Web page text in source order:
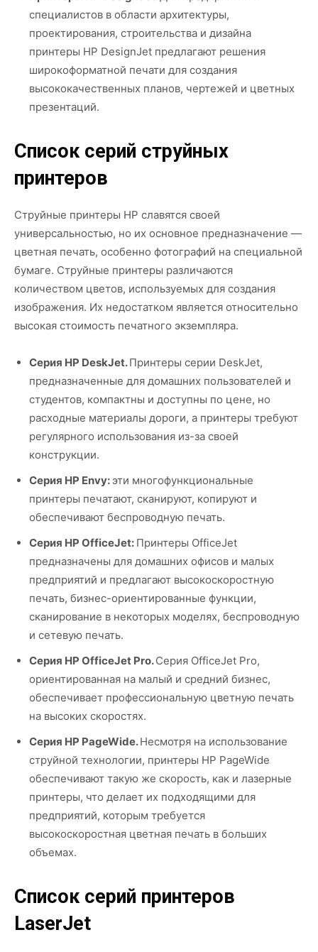
специалистов в области архитектуры,
проектирования, строительства и дизайна
принтеры HP DesignJet предлагают решения
широкоформатной печати для создания
высококачественных планов, чертежей и цветных
презентаций.
Список серий струйных
принтеров
Струйные принтеры HP славятся своей
универсальностью, но их основное предназначение —
цветная печать, особенно фотографий на специальной
бумаге. Струйные принтеры различаются
количеством цветов, используемых для создания
изображения. Их недостатком является относительно
высокая стоимость печатного экземпляра.
Серия HP DeskJet.Принтеры серии DeskJet,
предназначенные для домашних пользователей и
студентов, компактны и доступны по цене, но
расходные материалы дороги, а принтеры требуют
регулярного использования из-за своей
конструкции.
Серия HP Envy: эти многофункциональные
принтеры печатают, сканируют, копируют и
обеспечивают беспроводную печать.
Серия HP OfficeJet: Принтеры OfficeJet
предназначены для домашних офисов и малых
предприятий и предлагают высокоскоростную
печать, бизнес-ориентированные функции,
сканирование в некоторых моделях, беспроводную
и сетевую печать.
Серия HP OfficeJet Pro.Серия OfficeJet Pro,
ориентированная на малый и средний бизнес,
обеспечивает профессиональную цветную печать
на высоких скоростях.
Серия HP PageWide.Несмотря на использование
струйной технологии, принтеры HP PageWide
обеспечивают такую же скорость, как и лазерные
принтеры, что делает их подходящими для
предприятий, которым требуется
высокоскоростная цветная печать в больших
объемах.
Список серий принтеров
LaserJet